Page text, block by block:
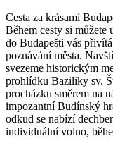
Cesta za krásami
Během cesty si
do Budapešti vás
poznávání města.
svezeme historickým
prohlídku Baziliky sv.
procházku směrem na
impozantní Budínský
odkud se nabízí
individuální volno,